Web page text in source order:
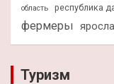
область республика
фермеры
Туризм